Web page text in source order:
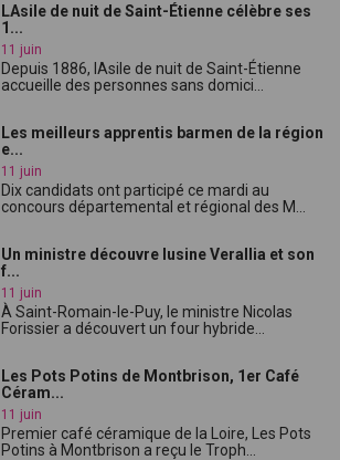
LAsile de nuit de Saint-Étienne célèbre ses
1...
11 juin
Depuis 1886, lAsile de nuit de Saint-Étienne
accueille des personnes sans domici...
Les meilleurs apprentis barmen de la région
e...
11 juin
Dix candidats ont participé ce mardi au
concours départemental et régional des M...
Un ministre découvre lusine Verallia et son
f...
11 juin
À Saint-Romain-le-Puy, le ministre Nicolas
Forissier a découvert un four hybride...
Les Pots Potins de Montbrison, 1er Café
Céram...
11 juin
Premier café céramique de la Loire, Les Pots
Potins à Montbrison a reçu le Troph...